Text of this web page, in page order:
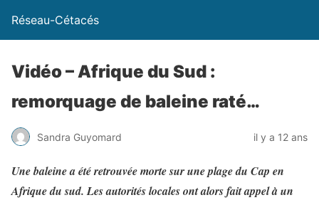
Réseau-Cétacés
Vidéo – Afrique du Sud :
remorquage de baleine raté…
Sandra Guyomard il y a 12 ans
Une baleine a été retrouvée morte sur une plage du Cap en
Afrique du sud. Les autorités locales ont alors fait appel à un